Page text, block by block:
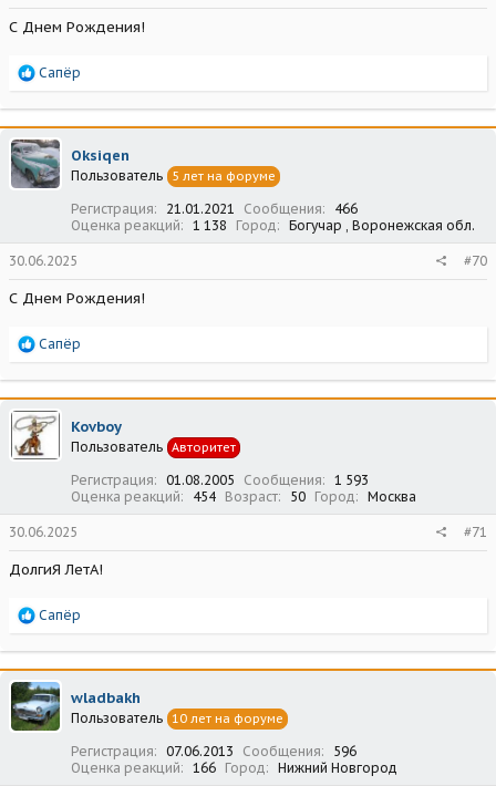
С Днем Рождения!
Р
а
к
ц
и
и
Сапёр
Oksiqen
Пользователь 5 лет на форуме
Регистрация 21.01.2021 Сообщения
466
Оценка реакций
1 138 Город Богучар , Воронежская обл.
30.06.2025 #70
С Днем Рождения!
Р
а
к
ц
и
и
Сапёр
Kovboy
Пользователь Авторитет
Регистрация 01.08.2005 Сообщения
1 593
Оценка реакций
454 Возраст 50 Город Москва
30.06.2025 #71
ДолгиЯ ЛетА!
Р
а
к
ц
и
и
Сапёр
wladbakh
Пользователь 10 лет на форуме
Регистрация 07.06.2013 Сообщения
596
Оценка реакций
166 Город Нижний Новгород